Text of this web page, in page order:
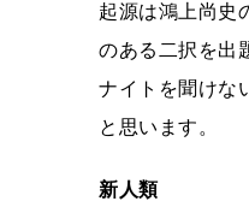
起源は鴻上尚史
のある二択を出
ナイトを聞けな
と思います。
新人類